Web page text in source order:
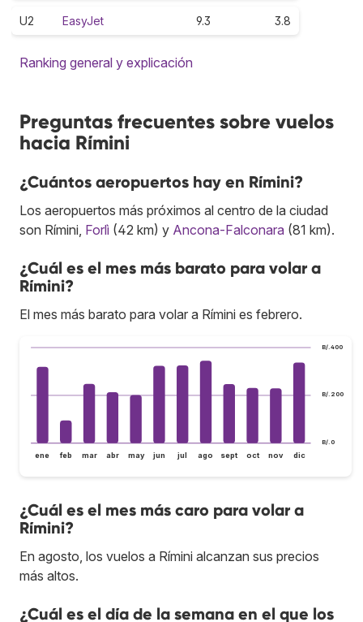
U2 EasyJet 9.3 3.8
Ranking general y explicación
Preguntas frecuentes sobre vuelos
hacia Rímini
¿Cuántos aeropuertos hay en Rímini?
Los aeropuertos más próximos al centro de la ciudad
son Rímini, Forlì (42 km) y Ancona-Falconara (81 km).
¿Cuál es el mes más barato para volar a
Rímini?
El mes más barato para volar a Rímini es febrero.
B/.0
B/.200
B/.400
ene feb mar abr may jun jul ago sept oct nov dic
¿Cuál es el mes más caro para volar a
Rímini?
En agosto, los vuelos a Rímini alcanzan sus precios
más altos.
¿Cuál es el día de la semana en el que los